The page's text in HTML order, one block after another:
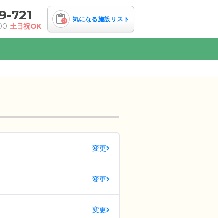
721
土日祝OK
0 気になる施設リスト
変更
変更
変更